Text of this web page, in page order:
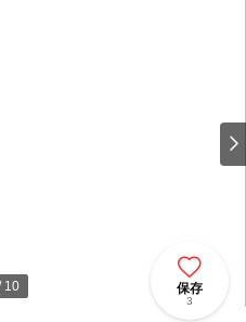
10 保存
3